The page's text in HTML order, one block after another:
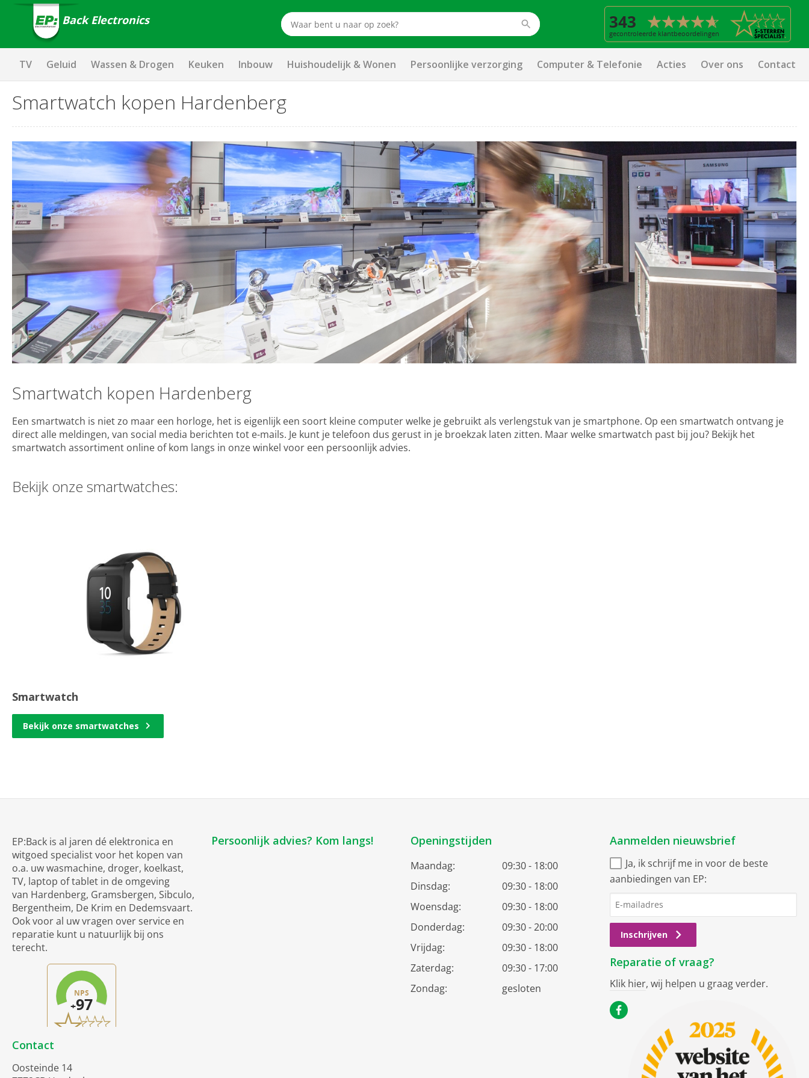
Back Electronics
TV Geluid Wassen & Drogen Keuken Inbouw Huishoudelijk & Wonen Persoonlijke verzorging Computer & Telefonie Acties Over ons Contact
Smartwatch kopen Hardenberg
Smartwatch kopen Hardenberg
Een smartwatch is niet zo maar een horloge, het is eigenlijk een soort kleine computer welke je gebruikt als verlengstuk van je smartphone. Op een smartwatch ontvang je
direct alle meldingen, van social media berichten tot e-mails. Je kunt je telefoon dus gerust in je broekzak laten zitten. Maar welke smartwatch past bij jou? Bekijk het
smartwatch assortiment online of kom langs in onze winkel voor een persoonlijk advies.
Bekijk onze smartwatches:
Smartwatch
Bekijk onze smartwatches
EP:Back is al jaren dé elektronica en
witgoed specialist voor het kopen van
o.a. uw wasmachine, droger, koelkast,
TV, laptop of tablet in de omgeving
van Hardenberg, Gramsbergen, Sibculo,
Bergentheim, De Krim en Dedemsvaart.
Ook voor al uw vragen over service en
reparatie kunt u natuurlijk bij ons
terecht.
Contact
Oosteinde 14
Persoonlijk advies? Kom langs! Openingstijden
Maandag:
09:30 - 18:00
Dinsdag:
09:30 - 18:00
Woensdag:
09:30 - 18:00
Donderdag:
09:30 - 20:00
Vrijdag:
09:30 - 18:00
Zaterdag:
09:30 - 17:00
Zondag:
gesloten
Aanmelden nieuwsbrief
Ja, ik schrijf me in voor de beste
aanbiedingen van EP:
Inschrijven
Reparatie of vraag?
Klik hier, wij helpen u graag verder.